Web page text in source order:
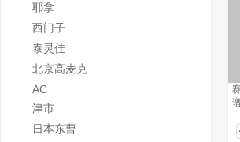
耶拿
西门子
泰灵佳
北京高麦克
AC
津市
日本东曹